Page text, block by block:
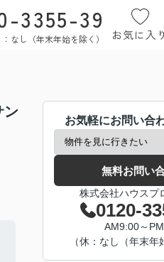
3355-39
なし（年末年始を除く） お気に入り
お気軽にお問い合
無料お問い
株式会社ハウスプ
0120-
AM9:00～
（休：なし（年末年